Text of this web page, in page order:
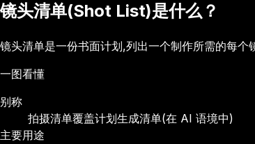
镜头清单(Shot List)是什么？
镜头清单是一份书面计划,列出一个制作所需的每个
一图看懂
别称
拍摄清单覆盖计划生成清单(在 AI 语境中)
主要用途